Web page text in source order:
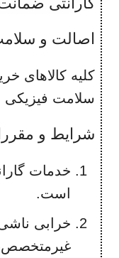
اصالت و
سلامت فیزیکی
شرایط و
خدمات
است.
خرابی